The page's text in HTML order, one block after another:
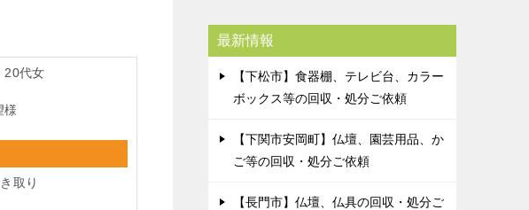
20代女
様
取り
最新情報
【下松市】食器棚、テレビ台、カラー
ボックス等の回収・処分ご依頼
【下関市安岡町】仏壇、園芸用品、か
ご等の回収・処分ご依頼
【長門市】仏壇、仏具の回収・処分ご